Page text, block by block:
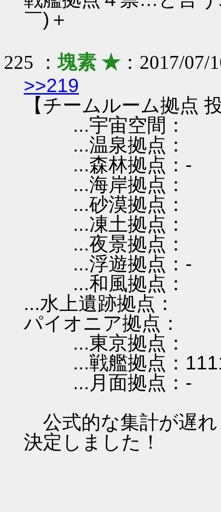
￣)＋
225 ：塊素 ★：2017/07/
>>219
【チームルーム拠点
...宇宙空間：
...温泉拠点：
...森林拠点：-
...海岸拠点：
...砂漠拠点：
...凍土拠点：
...夜景拠点：
...浮遊拠点：-
...和風拠点：
...水上遺跡拠点：
パイオニア拠点：
...東京拠点：
...戦艦拠点：
...月面拠点：-
公式的な集計が遅れ
決定しました！